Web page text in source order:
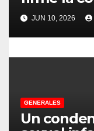
a
s
no pudo
a CFK
JUN 10, 2026
GENERALES
Un